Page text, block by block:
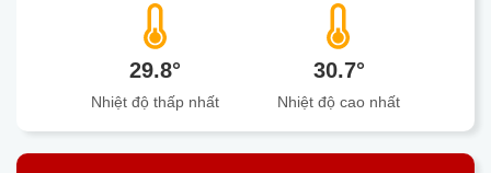
29.8°
Nhiệt độ thấp nhất
30.7°
Nhiệt độ cao nhất